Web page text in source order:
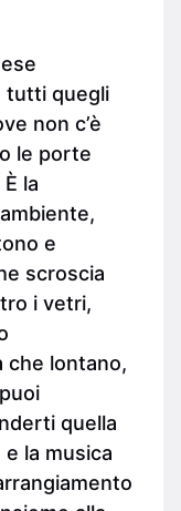
tutti quegli
non c’è
le porte
la
e
scroscia
i vetri,
che lontano,
quella
la musica